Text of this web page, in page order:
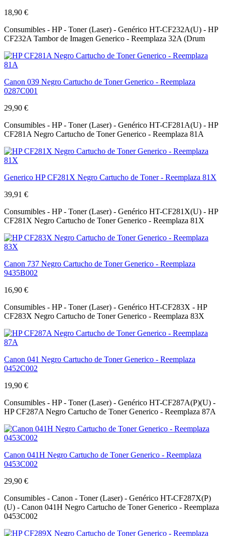
18,90 €
Consumibles - HP - Toner (Laser) - Genérico HT-CF232A(U) - HP
CF232A Tambor de Imagen Generico - Reemplaza 32A (Drum
Canon 039 Negro Cartucho de Toner Generico - Reemplaza
0287C001
29,90 €
Consumibles - HP - Toner (Laser) - Genérico HT-CF281A(U) - HP
CF281A Negro Cartucho de Toner Generico - Reemplaza 81A
Generico HP CF281X Negro Cartucho de Toner - Reemplaza 81X
39,91 €
Consumibles - HP - Toner (Laser) - Genérico HT-CF281X(U) - HP
CF281X Negro Cartucho de Toner Generico - Reemplaza 81X
Canon 737 Negro Cartucho de Toner Generico - Reemplaza
9435B002
16,90 €
Consumibles - HP - Toner (Laser) - Genérico HT-CF283X - HP
CF283X Negro Cartucho de Toner Generico - Reemplaza 83X
Canon 041 Negro Cartucho de Toner Generico - Reemplaza
0452C002
19,90 €
Consumibles - HP - Toner (Laser) - Genérico HT-CF287A(P)(U) -
HP CF287A Negro Cartucho de Toner Generico - Reemplaza 87A
Canon 041H Negro Cartucho de Toner Generico - Reemplaza
0453C002
29,90 €
Consumibles - Canon - Toner (Laser) - Genérico HT-CF287X(P)
(U) - Canon 041H Negro Cartucho de Toner Generico - Reemplaza
0453C002